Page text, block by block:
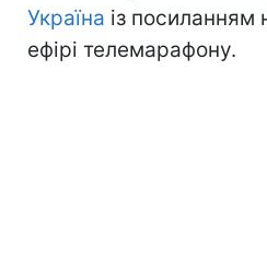
Україна із посиланням
ефірі телемарафону.